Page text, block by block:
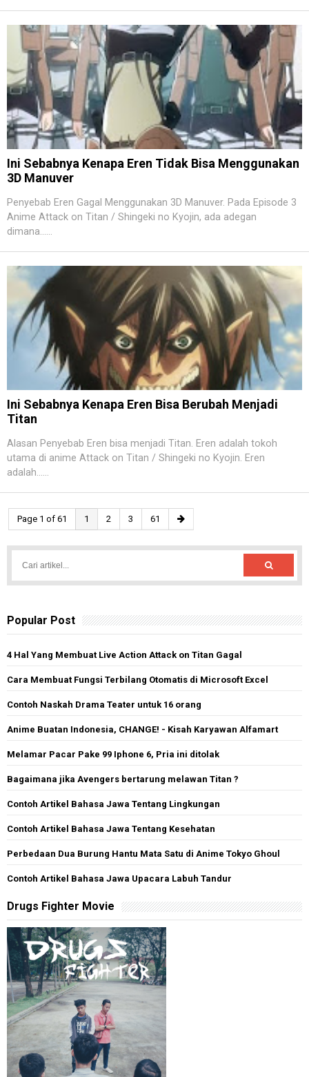
Ini Sebabnya Kenapa Eren Tidak Bisa Menggunakan
3D Manuver
Penyebab Eren Gagal Menggunakan 3D Manuver. Pada Episode 3
Anime Attack on Titan / Shingeki no Kyojin, ada adegan
dimana......
Ini Sebabnya Kenapa Eren Bisa Berubah Menjadi
Titan
Alasan Penyebab Eren bisa menjadi Titan. Eren adalah tokoh
utama di anime Attack on Titan / Shingeki no Kyojin. Eren
adalah......
Page 1 of 61 1 2 3 61
Popular Post
4 Hal Yang Membuat Live Action Attack on Titan Gagal
Cara Membuat Fungsi Terbilang Otomatis di Microsoft Excel
Contoh Naskah Drama Teater untuk 16 orang
Anime Buatan Indonesia, CHANGE! - Kisah Karyawan Alfamart
Melamar Pacar Pake 99 Iphone 6, Pria ini ditolak
Bagaimana jika Avengers bertarung melawan Titan ?
Contoh Artikel Bahasa Jawa Tentang Lingkungan
Contoh Artikel Bahasa Jawa Tentang Kesehatan
Perbedaan Dua Burung Hantu Mata Satu di Anime Tokyo Ghoul
Contoh Artikel Bahasa Jawa Upacara Labuh Tandur
Drugs Fighter Movie